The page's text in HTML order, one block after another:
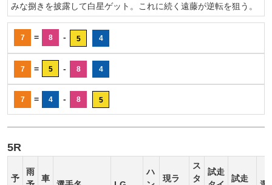
みな捌きを披露して白星ゲット。これに続く遠藤が逆転を狙う。
7 = 8 - 5 4
7 = 5 - 8 4
7 = 4 - 8 5
5R
予
雨
車
ハ
現ラ
ス
タ
試走
試走